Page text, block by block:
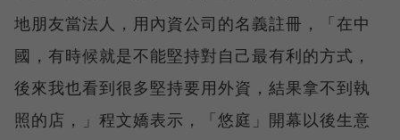
地朋友當法人，用內資公司的名義註冊，「在中
國，有時候就是不能堅持對自己最有利的方式，
後來我也看到很多堅持要用外資，結果拿不到執
照的店，」程文嬌表示，「悠庭」開幕以後生意